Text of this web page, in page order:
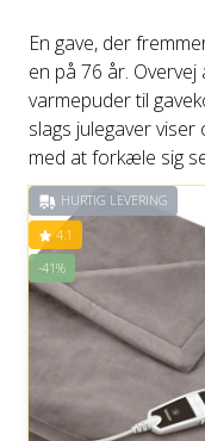
En gave, der
en på 76 år.
varmepuder til
slags julegaver
med at forkæle sig
HURTIG LEVERING
4.1
-41%